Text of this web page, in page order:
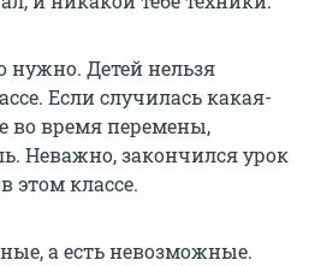
нужно. Детей нельзя
Если случилась какая-
во время перемены,
Неважно, закончился урок
этом классе.
а есть невозможные.